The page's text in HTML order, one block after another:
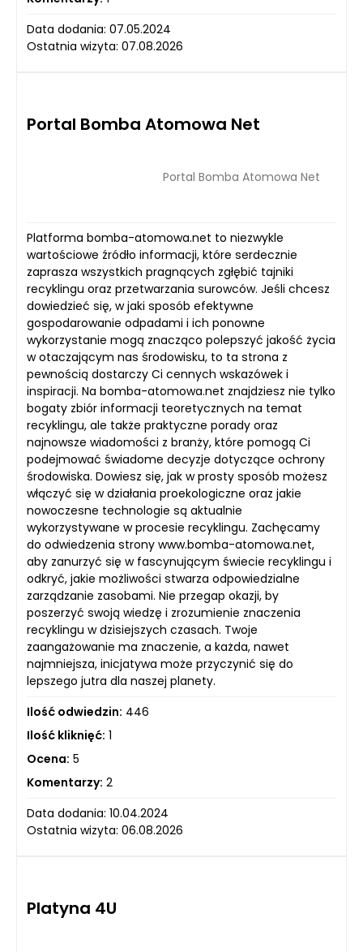
Data dodania: 07.05.2024
Ostatnia wizyta: 07.08.2026
Portal Bomba Atomowa Net
Portal Bomba Atomowa Net
Platforma bomba-atomowa.net to niezwykle
wartościowe źródło informacji, które serdecznie
zaprasza wszystkich pragnących zgłębić tajniki
recyklingu oraz przetwarzania surowców. Jeśli chcesz
dowiedzieć się, w jaki sposób efektywne
gospodarowanie odpadami i ich ponowne
wykorzystanie mogą znacząco polepszyć jakość życia
w otaczającym nas środowisku, to ta strona z
pewnością dostarczy Ci cennych wskazówek i
inspiracji. Na bomba-atomowa.net znajdziesz nie tylko
bogaty zbiór informacji teoretycznych na temat
recyklingu, ale także praktyczne porady oraz
najnowsze wiadomości z branży, które pomogą Ci
podejmować świadome decyzje dotyczące ochrony
środowiska. Dowiesz się, jak w prosty sposób możesz
włączyć się w działania proekologiczne oraz jakie
nowoczesne technologie są aktualnie
wykorzystywane w procesie recyklingu. Zachęcamy
do odwiedzenia strony www.bomba-atomowa.net,
aby zanurzyć się w fascynującym świecie recyklingu i
odkryć, jakie możliwości stwarza odpowiedzialne
zarządzanie zasobami. Nie przegap okazji, by
poszerzyć swoją wiedzę i zrozumienie znaczenia
recyklingu w dzisiejszych czasach. Twoje
zaangażowanie ma znaczenie, a każda, nawet
najmniejsza, inicjatywa może przyczynić się do
lepszego jutra dla naszej planety.
Ilość odwiedzin: 446
Ilość kliknięć: 1
Ocena: 5
Komentarzy: 2
Data dodania: 10.04.2024
Ostatnia wizyta: 06.08.2026
Platyna 4U